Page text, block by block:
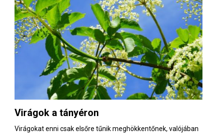
A
R
Virágok a tányéron
Virágokat enni csak elsőre tűnik meghökkentőnek, valójában